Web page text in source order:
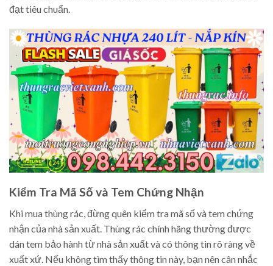
đạt tiêu chuẩn.
Kiểm Tra Mã Số và Tem Chứng Nhận
Khi mua thùng rác, đừng quên kiểm tra mã số và tem chứng
nhận của nhà sản xuất. Thùng rác chính hãng thường được
dán tem bảo hành từ nhà sản xuất và có thông tin rõ ràng về
xuất xứ. Nếu không tìm thấy thông tin này, bạn nên cân nhắc